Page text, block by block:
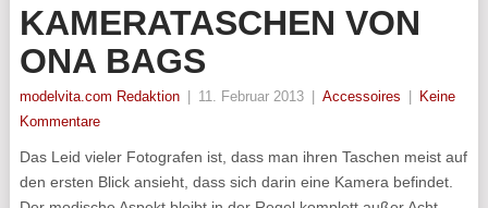
KAMERATASCHEN VON
ONA BAGS
modelvita.com Redaktion 11. Februar 2013 Accessoires
Keine
Kommentare
Das Leid vieler Fotografen ist, dass man ihren Taschen meist auf
den ersten Blick ansieht, dass sich darin eine Kamera befindet.